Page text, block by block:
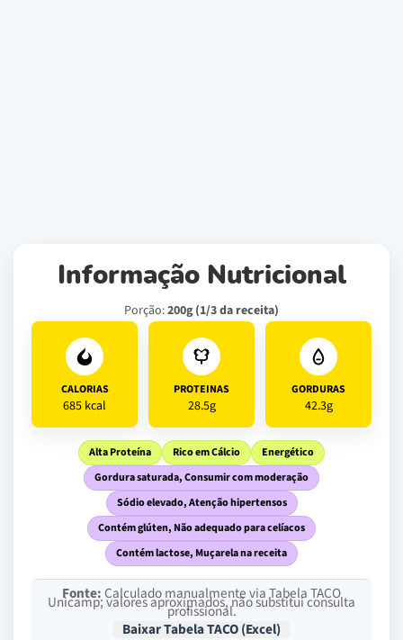
Informação Nutricional
Porção:200g (1/3 da receita)
CALORIAS
685 kcal
PROTEINAS
28.5g
GORDURAS
42.3g
Alta Proteína Rico em Cálcio
Energético
Gordura saturada, Consumir com moderação
Sódio elevado, Atenção hipertensos
Contém glúten, Não adequado para celíacos
Contém lactose, Muçarela na receita
Fonte:Calculado manualmente via Tabela TACO
Unicamp; valores aproximados, não substitui consulta
profissional.
Baixar Tabela TACO (Excel)